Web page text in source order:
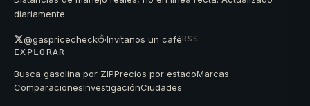
diariamente.
@gaspricecheck☕Invítanos un caféRSS
EXPLORAR
Busca gasolina por ZIPPrecios por estadoMarcas
ComparacionesInvestigaciónCiudades